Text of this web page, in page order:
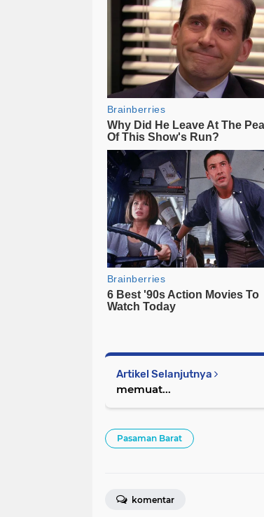
Artikel Selanjutnya
memuat...
Pasaman Barat
komentar